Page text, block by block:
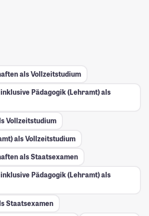
als Vollzeitstudium
Pädagogik (Lehramt) als
Vollzeitstudium
als Vollzeitstudium
als Staatsexamen
Pädagogik (Lehramt) als
Staatsexamen